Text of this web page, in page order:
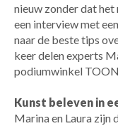
nieuw zonder dat het
een interview meteen
naarde beste tips
keerdelenexperts
podiumwinkel TOON
Kunst beleven in
Marina en Laura zijn